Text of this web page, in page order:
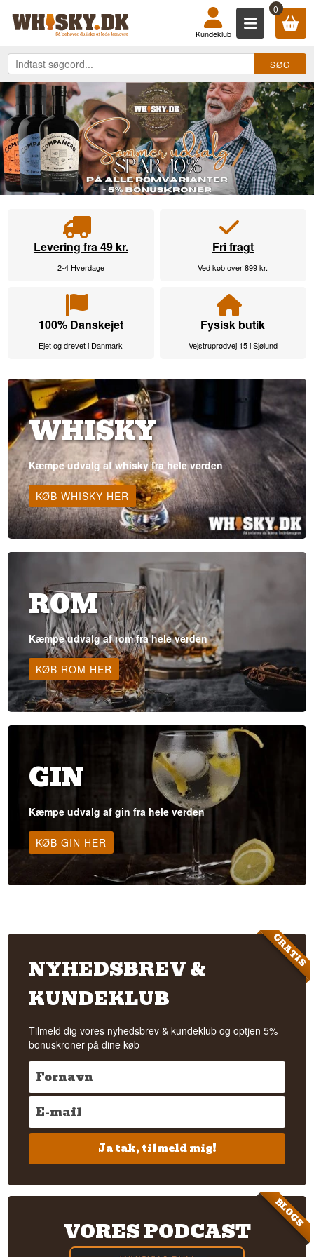
KØB DIN WHISKY, ROM, GIN, 0
Kundeklub
Levering fra 49 kr.
2-4 Hverdage
Fri fragt
Ved køb over 899 kr.
100% Danskejet
Ejet og drevet i Danmark
Fysisk butik
Vejstruprødvej 15 i Sjølund
WHISKY
Kæmpe udvalg af whisky fra hele verden
KØB WHISKY HER
ROM
Kæmpe udvalg af rom fra hele verden
KØB ROM HER
GIN
Kæmpe udvalg af gin fra hele verden
KØB GIN HER
GRATIS
NYHEDSBREV &
KUNDEKLUB
Tilmeld dig vores nyhedsbrev & kundeklub og optjen 5%
bonuskroner på dine køb
Ja tak, tilmeld mig!
BLOGS
VORES PODCAST